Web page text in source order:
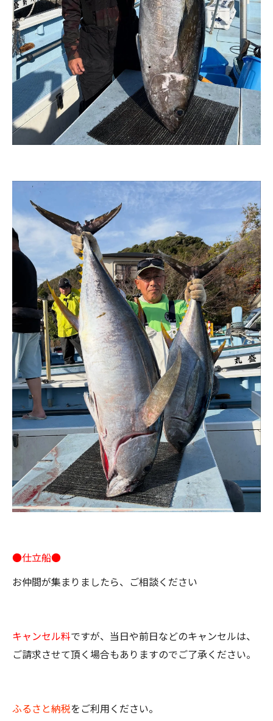
●仕立船●
お仲間が集まりましたら、ご相談ください
キャンセル料ですが、当日や前日などのキャンセルは、
ご請求させて頂く場合もありますのでご了承ください。
ふるさと納税をご利用ください。